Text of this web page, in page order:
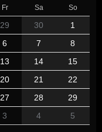
Fr Sa So
29 30
1
6 7
8
13 14
15
20 21
22
27 28
29
3 4 5